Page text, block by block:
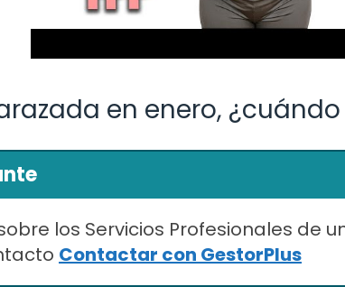
en enero, ¿cuándo
los Servicios Profesionales de
Contactar con GestorPlus